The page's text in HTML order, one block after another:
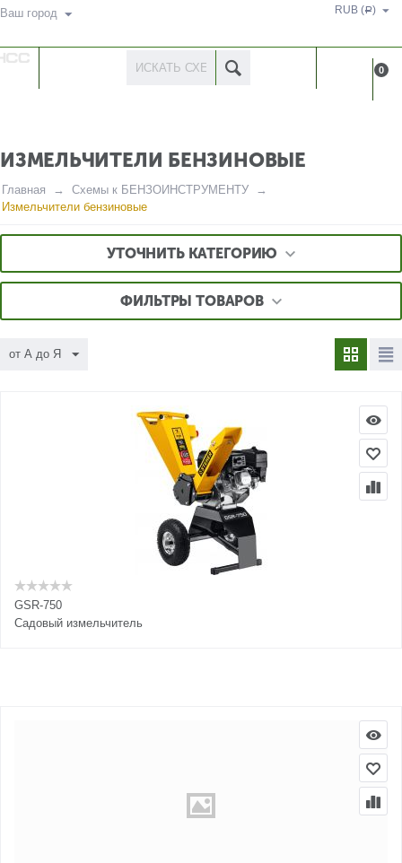
Ваш город RUB (Р)
0
ИЗМЕЛЬЧИТЕЛИ БЕНЗИНОВЫЕ
Главная
Схемы к БЕНЗОИНСТРУМЕНТУ
Измельчители бензиновые
УТОЧНИТЬ КАТЕГОРИЮ
ФИЛЬТРЫ ТОВАРОВ
от А до Я
GSR-750
Садовый измельчитель